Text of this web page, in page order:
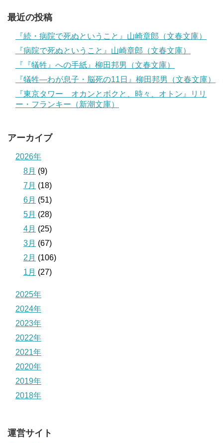
最近の投稿
『続・病院で死ぬということ』山崎章郎（文春文庫）
『病院で死ぬということ』山崎章郎（文春文庫）
『『犠牲』への手紙』柳田邦男（文春文庫）
『犠牲―わが息子・脳死の11日』柳田邦男（文春文庫）
『東京タワー オカンとボクと、時々、オトン』リリ
ー・フランキー（新潮文庫）
アーカイブ
2026年
8月 (9)
7月 (18)
6月 (51)
5月 (28)
4月 (25)
3月 (67)
2月 (106)
1月 (27)
2025年
2024年
2023年
2022年
2021年
2020年
2019年
2018年
運営サイト